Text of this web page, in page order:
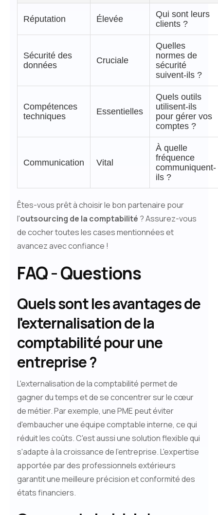
Réputation Élevée
Qui sont leurs
clients ?
Sécurité des
données
Cruciale
Quelles
normes de
sécurité
suivent-ils ?
Compétences
techniques
Essentielles
Quels outils
utilisent-ils
pour gérer vos
comptes ?
Communication Vital
À quelle
fréquence
communiquent-
ils ?
Êtes-vous prêt à choisir le bon partenaire pour
l'outsourcing de la comptabilité ? Assurez-vous
de cocher toutes les cases mentionnées et
avancez avec confiance !
FAQ - Questions
Quels sont les avantages de
l'externalisation de la
comptabilité pour une
entreprise ?
L'externalisation de la comptabilité permet de
gagner du temps et de se concentrer sur le cœur
de métier. Par exemple, une PME peut éviter
d'embaucher une équipe comptable interne, ce qui
réduit les coûts. C'est aussi une solution flexible qui
s'adapte à la croissance de l'entreprise. L'expertise
apportée par des professionnels extérieurs
garantit une meilleure précision et conformité des
états financiers.